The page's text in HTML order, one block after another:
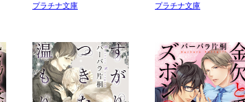
プラチナ文庫
プラチナ文庫